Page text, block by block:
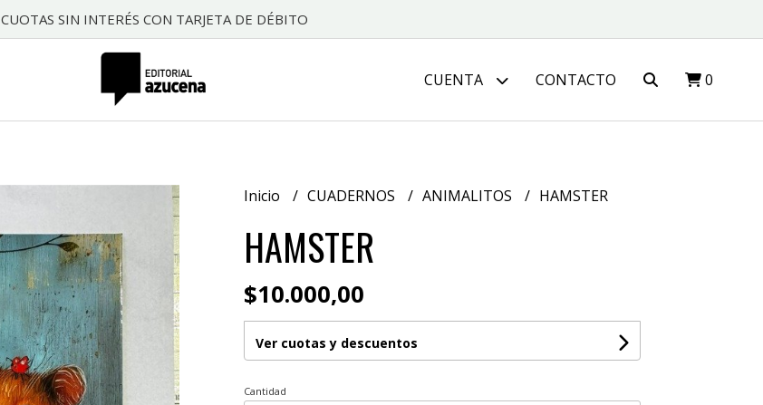
CUOTAS SIN INTERÉS CON TARJETA DE DÉBITO
CUENTA CONTACTO 0
Inicio CUADERNOS ANIMALITOS HAMSTER
HAMSTER
$10.000,00
Ver cuotas y descuentos
Cantidad